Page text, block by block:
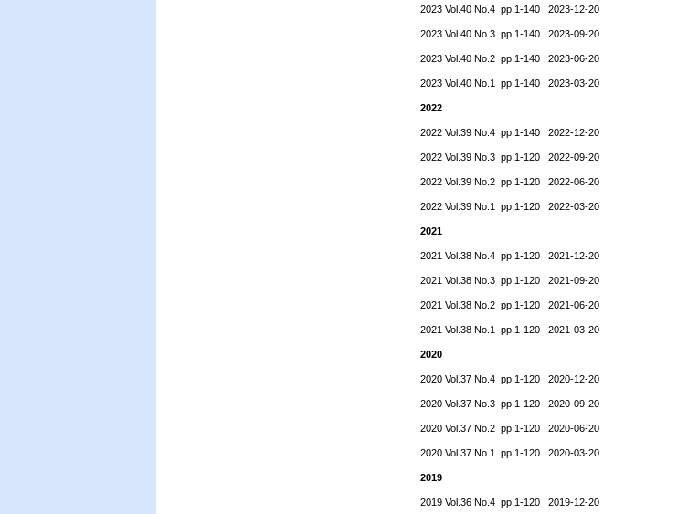
2023 Vol.40 No.4 pp.1-140 2023-12-20
2023 Vol.40 No.3 pp.1-140 2023-09-20
2023 Vol.40 No.2 pp.1-140 2023-06-20
2023 Vol.40 No.1 pp.1-140 2023-03-20
2022
2022 Vol.39 No.4 pp.1-140 2022-12-20
2022 Vol.39 No.3 pp.1-120 2022-09-20
2022 Vol.39 No.2 pp.1-120 2022-06-20
2022 Vol.39 No.1 pp.1-120 2022-03-20
2021
2021 Vol.38 No.4 pp.1-120 2021-12-20
2021 Vol.38 No.3 pp.1-120 2021-09-20
2021 Vol.38 No.2 pp.1-120 2021-06-20
2021 Vol.38 No.1 pp.1-120 2021-03-20
2020
2020 Vol.37 No.4 pp.1-120 2020-12-20
2020 Vol.37 No.3 pp.1-120 2020-09-20
2020 Vol.37 No.2 pp.1-120 2020-06-20
2020 Vol.37 No.1 pp.1-120 2020-03-20
2019
2019 Vol.36 No.4 pp.1-120 2019-12-20